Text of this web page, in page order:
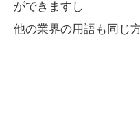
ができますし
他の業界の用語も同じ